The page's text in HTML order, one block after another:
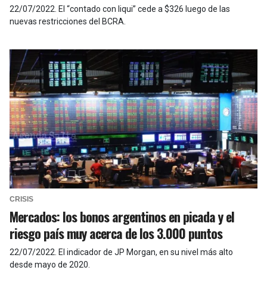
22/07/2022 El “contado con liqui” cede a $326 luego de las
nuevas restricciones del BCRA.
CRISIS
Mercados: los bonos argentinos en picada y el
riesgo país muy acerca de los 3.000 puntos
22/07/2022 El indicador de JP Morgan, en su nivel más alto
desde mayo de 2020.